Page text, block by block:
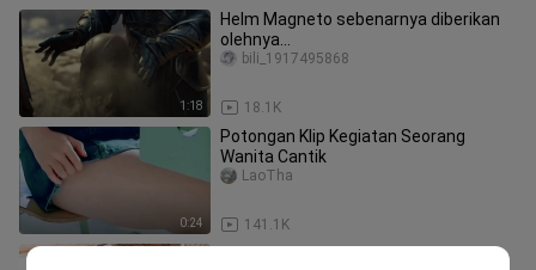
1:18
Helm Magneto sebenarnya diberikan
olehnya...
18.1K
bili_1917495868
0:24
Potongan Klip Kegiatan Seorang
Wanita Cantik
141.1K
LaoTha